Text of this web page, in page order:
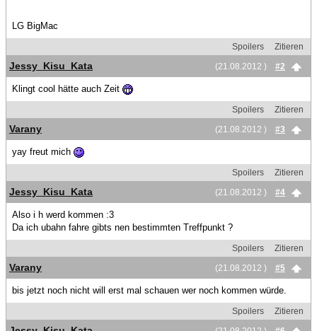
LG BigMac
Spoilers
Zitieren
(21.08.2012 )
#2
Jessy_Kisu_Kata
Klingt cool hätte auch Zeit
Spoilers
Zitieren
(21.08.2012 )
#3
Varany
yay freut mich
Spoilers
Zitieren
(21.08.2012 )
#4
Jessy_Kisu_Kata
Also i h werd kommen :3
Da ich ubahn fahre gibts nen bestimmten Treffpunkt ?
Spoilers
Zitieren
(21.08.2012 )
#5
Varany
bis jetzt noch nicht will erst mal schauen wer noch kommen würde.
Spoilers
Zitieren